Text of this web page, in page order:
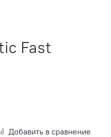
Fast
Добавить в сравнение